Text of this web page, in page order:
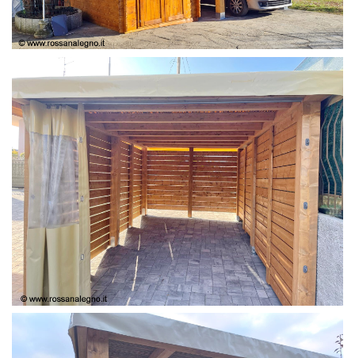
CASETTA E COPERTURA AUTO